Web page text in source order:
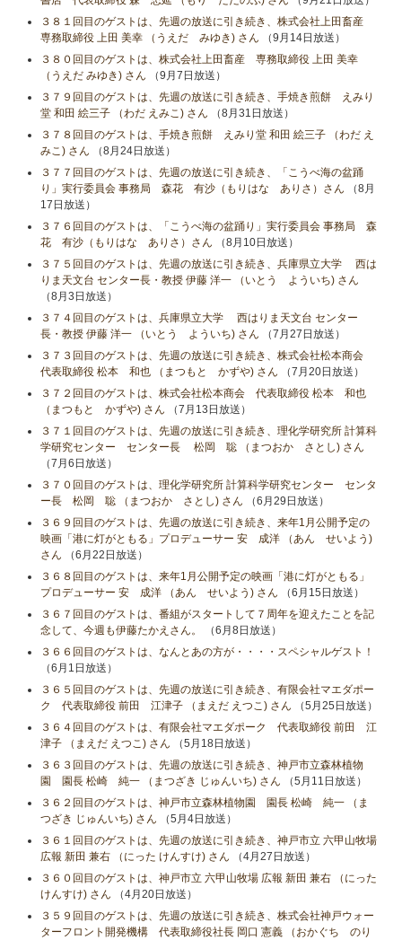
３８１回目のゲストは、先週の放送に引き続き、株式会社上田畜産
専務取締役 上田 美幸 （うえだ みゆき) さん （9月14日放送）
３８０回目のゲストは、株式会社上田畜産 専務取締役 上田 美幸
（うえだ みゆき) さん （9月7日放送）
３７９回目のゲストは、先週の放送に引き続き、手焼き煎餅 えみり
堂 和田 絵三子 （わだ えみこ) さん （8月31日放送）
３７８回目のゲストは、手焼き煎餅 えみり堂 和田 絵三子 （わだ え
みこ) さん （8月24日放送）
３７７回目のゲストは、先週の放送に引き続き、「こうべ海の盆踊
り」実行委員会 事務局 森花 有沙（もりはな ありさ）さん （8月
17日放送）
３７６回目のゲストは、「こうべ海の盆踊り」実行委員会 事務局 森
花 有沙（もりはな ありさ）さん （8月10日放送）
３７５回目のゲストは、先週の放送に引き続き、兵庫県立大学 西は
りま天文台 センター長・教授 伊藤 洋一 （いとう よういち) さん
（8月3日放送）
３７４回目のゲストは、兵庫県立大学 西はりま天文台 センター
長・教授 伊藤 洋一 （いとう よういち) さん （7月27日放送）
３７３回目のゲストは、先週の放送に引き続き、株式会社松本商会
代表取締役 松本 和也 （まつもと かずや) さん （7月20日放送）
３７２回目のゲストは、株式会社松本商会 代表取締役 松本 和也
（まつもと かずや) さん （7月13日放送）
３７１回目のゲストは、先週の放送に引き続き、理化学研究所 計算科
学研究センター センター長 松岡 聡 （まつおか さとし) さん
（7月6日放送）
３７０回目のゲストは、理化学研究所 計算科学研究センター センタ
ー長 松岡 聡 （まつおか さとし) さん （6月29日放送）
３６９回目のゲストは、先週の放送に引き続き、来年1月公開予定の
映画「港に灯がともる」プロデューサー 安 成洋 （あん せいよう)
さん （6月22日放送）
３６８回目のゲストは、来年1月公開予定の映画「港に灯がともる」
プロデューサー 安 成洋 （あん せいよう) さん （6月15日放送）
３６７回目のゲストは、番組がスタートして７周年を迎えたことを記
念して、今週も伊藤たかえさん。
（6月8日放送）
３６６回目のゲストは、なんとあの方が・・・・スペシャルゲスト！
（6月1日放送）
３６５回目のゲストは、先週の放送に引き続き、有限会社マエダポー
ク 代表取締役 前田 江津子 （まえだ えつこ) さん （5月25日放送）
３６４回目のゲストは、有限会社マエダポーク 代表取締役 前田 江
津子 （まえだ えつこ) さん （5月18日放送）
３６３回目のゲストは、先週の放送に引き続き、神戸市立森林植物
園 園長 松崎 純一 （まつざき じゅんいち) さん （5月11日放送）
３６２回目のゲストは、神戸市立森林植物園 園長 松崎 純一 （ま
つざき じゅんいち) さん （5月4日放送）
３６１回目のゲストは、先週の放送に引き続き、神戸市立 六甲山牧場
広報 新田 兼右 （にった けんすけ) さん （4月27日放送）
３６０回目のゲストは、神戸市立 六甲山牧場 広報 新田 兼右 （にった
けんすけ) さん （4月20日放送）
３５９回目のゲストは、先週の放送に引き続き、株式会社神戸ウォー
ターフロント開発機構 代表取締役社長 岡口 憲義 （おかぐち のり